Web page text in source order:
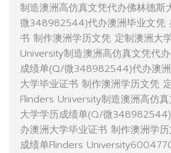
制造澳洲高仿真文凭代办佛林德斯
微348982544)代办澳洲毕业文凭
书 制作澳洲学历文凭 定制澳洲大
University制造澳洲高仿真文凭代
成绩单(Q/微348982544)代办澳
大学毕业证书 制作澳洲学历文凭
Flinders University制造澳洲高仿
大学学历成绩单(Q/微
办澳洲大学毕业证书 制作澳洲学
成绩单Flinders